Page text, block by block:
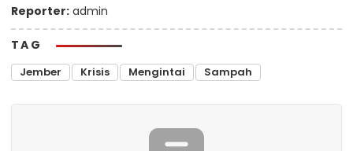
Reporter: admin
TAG
Jember Krisis Mengintai Sampah